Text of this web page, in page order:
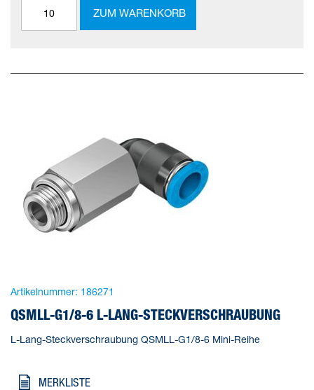
ZUM WARENKORB
Artikelnummer: 186271
QSMLL-G1/8-6 L-LANG-STECKVERSCHRAUBUNG
L-Lang-Steckverschraubung QSMLL-G1/8-6 Mini-Reihe
MERKLISTE